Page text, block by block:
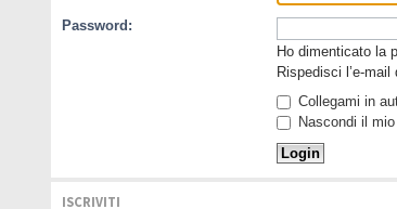
Password:
Ho dimenticato la
Rispedisci l’e-
Collegami in
Nascondi il
ISCRIVITI